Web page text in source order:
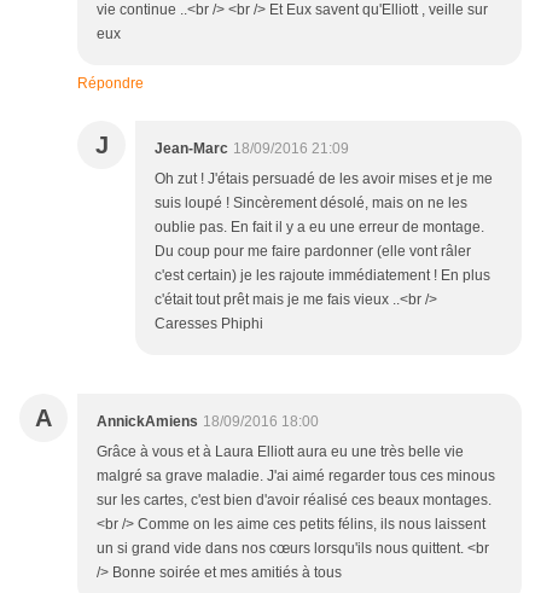
vie continue ..<br /> <br /> Et Eux savent qu'Elliott , veille sur
eux
Répondre
J Jean-Marc 18/09/2016 21:09
Oh zut ! J'étais persuadé de les avoir mises et je me
suis loupé ! Sincèrement désolé, mais on ne les
oublie pas. En fait il y a eu une erreur de montage.
Du coup pour me faire pardonner (elle vont râler
c'est certain) je les rajoute immédiatement ! En plus
c'était tout prêt mais je me fais vieux ..<br />
Caresses Phiphi
A AnnickAmiens 18/09/2016 18:00
Grâce à vous et à Laura Elliott aura eu une très belle vie
malgré sa grave maladie. J'ai aimé regarder tous ces minous
sur les cartes, c'est bien d'avoir réalisé ces beaux montages.
<br /> Comme on les aime ces petits félins, ils nous laissent
un si grand vide dans nos cœurs lorsqu'ils nous quittent. <br
/> Bonne soirée et mes amitiés à tous